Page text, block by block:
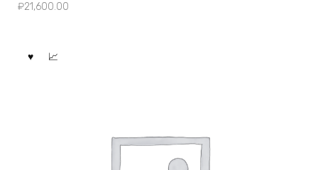
₽21,600.00